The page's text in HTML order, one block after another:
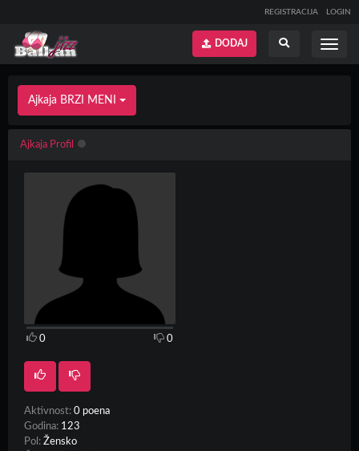
REGISTRACIJA LOGIN
Prikaži
DODAJ
Ajkaja BRZI MENI
Ajkaja Profil
0 0
Aktivnost: 0 poena
Godina: 123
Pol: Žensko